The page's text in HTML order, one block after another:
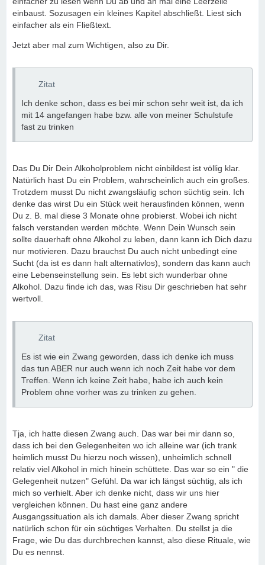
einbaust. Sozusagen ein kleines Kapitel abschließt. Liest sich
einfacher als ein Fließtext.
Jetzt aber mal zum Wichtigen, also zu Dir.
Zitat
Ich denke schon, dass es bei mir schon sehr weit ist, da ich
mit 14 angefangen habe bzw. alle von meiner Schulstufe
fast zu trinken
Das Du Dir Dein Alkoholproblem nicht einbildest ist völlig klar.
Natürlich hast Du ein Problem, wahrscheinlich auch ein großes.
Trotzdem musst Du nicht zwangsläufig schon süchtig sein. Ich
denke das wirst Du ein Stück weit herausfinden können, wenn
Du z. B. mal diese 3 Monate ohne probierst. Wobei ich nicht
falsch verstanden werden möchte. Wenn Dein Wunsch sein
sollte dauerhaft ohne Alkohol zu leben, dann kann ich Dich dazu
nur motivieren. Dazu brauchst Du auch nicht unbedingt eine
Sucht (da ist es dann halt alternativlos), sondern das kann auch
eine Lebenseinstellung sein. Es lebt sich wunderbar ohne
Alkohol. Dazu finde ich das, was Risu Dir geschrieben hat sehr
wertvoll.
Zitat
Es ist wie ein Zwang geworden, dass ich denke ich muss
das tun ABER nur auch wenn ich noch Zeit habe vor dem
Treffen. Wenn ich keine Zeit habe, habe ich auch kein
Problem ohne vorher was zu trinken zu gehen.
Tja, ich hatte diesen Zwang auch. Das war bei mir dann so,
dass ich bei den Gelegenheiten wo ich alleine war (ich trank
heimlich musst Du hierzu noch wissen), unheimlich schnell
relativ viel Alkohol in mich hinein schüttete. Das war so ein " die
Gelegenheit nutzen" Gefühl. Da war ich längst süchtig, als ich
mich so verhielt. Aber ich denke nicht, dass wir uns hier
vergleichen können. Du hast eine ganz andere
Ausgangssituation als ich damals. Aber dieser Zwang spricht
natürlich schon für ein süchtiges Verhalten. Du stellst ja die
Frage, wie Du das durchbrechen kannst, also diese Rituale, wie
Du es nennst.